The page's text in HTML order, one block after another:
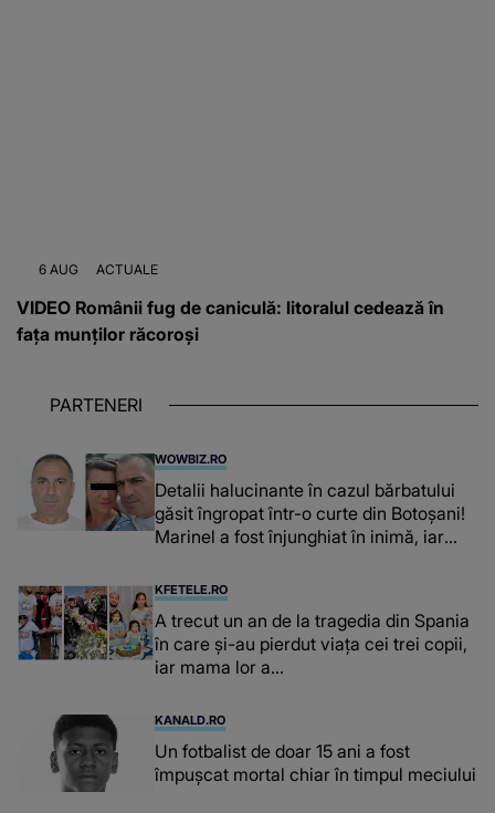
6 AUG ACTUALE
VIDEO Românii fug de caniculă: litoralul cedează în
fața munților răcoroși
PARTENERI
WOWBIZ.RO
Detalii halucinante în cazul bărbatului
găsit îngropat într-o curte din Botoșani!
Marinel a fost înjunghiat în inimă, iar
suspecți
KFETELE.RO
A trecut un an de la tragedia din Spania
în care și-au pierdut viața cei trei copii,
iar mama lor a…
KANALD.RO
Un fotbalist de doar 15 ani a fost
împușcat mortal chiar în timpul meciului